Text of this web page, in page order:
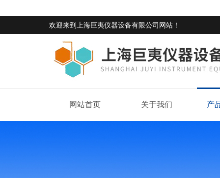
欢迎来到 上海巨夷仪器设备有限公司网站 ！
网站首页 关于我们 产